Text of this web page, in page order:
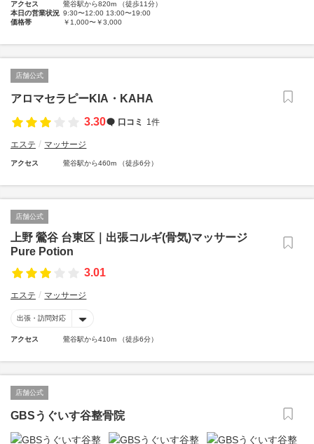
アクセス
鶯谷駅から820m （徒歩11分）
本日の営業状況 9:30〜12:00 13:00〜19:00
価格帯
￥1,000〜￥3,000
店舗公式
アロマセラピーKIA・KAHA
3.30
口コミ 1件
エステ マッサージ
アクセス 鶯谷駅から460m （徒歩6分）
店舗公式
上野 鶯谷 台東区｜出張コルギ(骨気)マッサージ
Pure Potion
3.01
エステ マッサージ
出張・訪問対応
アクセス 鶯谷駅から410m （徒歩6分）
店舗公式
GBSうぐいす谷整骨院